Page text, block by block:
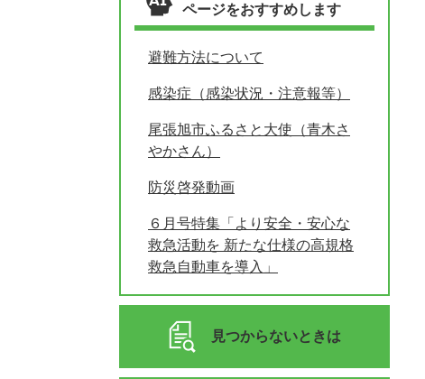
ページをおすすめします
避難方法について
感染症（感染状況・注意報等）
尾張旭市ふるさと大使（青木さ
やかさん）
防災啓発動画
６月号特集「より安全・安心な
救急活動を 新たな仕様の高規格
救急自動車を導入」
見つからないときは